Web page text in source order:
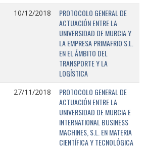
10/12/2018
PROTOCOLO GENERAL DE
ACTUACIÓN ENTRE LA
UNIVERSIDAD DE MURCIA Y
LA EMPRESA PRIMAFRIO S.L.
EN EL ÁMBITO DEL
TRANSPORTE Y LA
LOGÍSTICA
27/11/2018
PROTOCOLO GENERAL DE
ACTUACIÓN ENTRE LA
UNIVERSIDAD DE MURCIA E
INTERNATIONAL BUSINESS
MACHINES, S.L. EN MATERIA
CIENTÍFICA Y TECNOLÓGICA